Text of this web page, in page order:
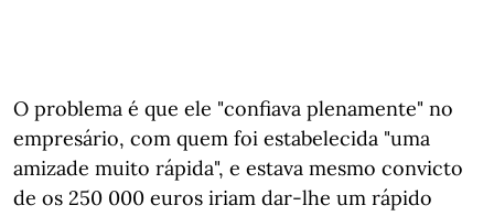
O problema é que ele "confiava plenamente" no
empresário, com quem foi estabelecida "uma
amizade muito rápida", e estava mesmo convicto
de os 250 000 euros iriam dar-lhe um rápido